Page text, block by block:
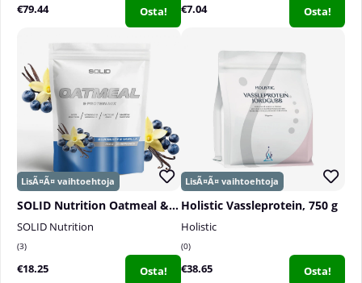
€79.44 Osta! €7.04 Osta!
SOLID Nutrition Oatmeal & Protein Mix, 750 g
SOLID Nutrition
3
€18.25 Osta!
Holistic Vassleprotein, 750 g
Holistic
0
€38.65 Osta!